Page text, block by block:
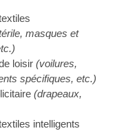
masques et
loisir (voilures,
spécifiques, etc.)
(drapeaux,
intelligents